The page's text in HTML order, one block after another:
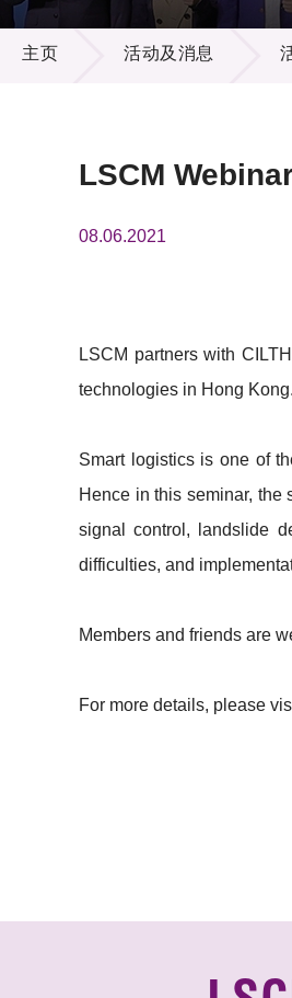
活动及消息
主页 活动及消息
LSCM
08.06.2021
LSCM partners with
technologies in Hong Kong.
Smart logistics is one of
Hence in this seminar,
signal control, landslide
difficulties, and
Members and friends are
For more details, please